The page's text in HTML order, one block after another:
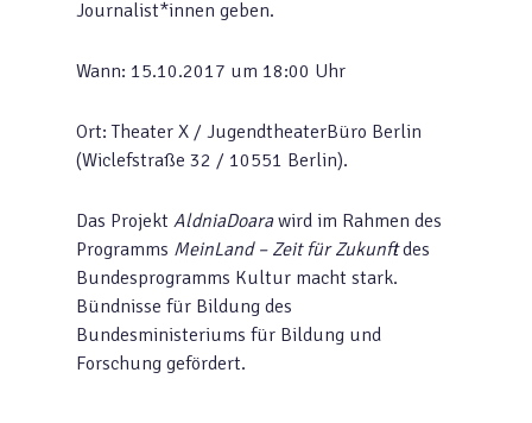
Journalist*innen geben.
Wann: 15.10.2017 um 18:00 Uhr
Ort: Theater X / JugendtheaterBüro Berlin
(Wiclefstraße 32 / 10551 Berlin).
Das Projekt AldniaDoarawird im Rahmen des
Programms MeinLand – Zeit für Zukunftdes
Bundesprogramms Kultur macht stark.
Bündnisse für Bildung des
Bundesministeriums für Bildung und
Forschung gefördert.